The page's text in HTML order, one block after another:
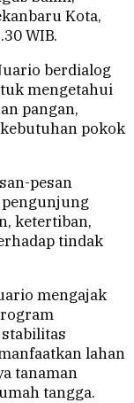
Kota,
WIB.
berdialog
mengetahui
pangan,
pokok
pesan
pengunjung
ketertiban,
tindak
mengajak
lahan
tanaman
tangga.